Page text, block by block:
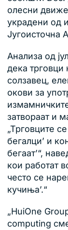
олесни
украдени од
Југоисточна
Анализа од
дека трговци
солзавец,
окови за
затвораат и
„Трговците
бегалци’ и
бегаат’“,
кои работат
често се
кучиња’.“
„HuiOne
computing